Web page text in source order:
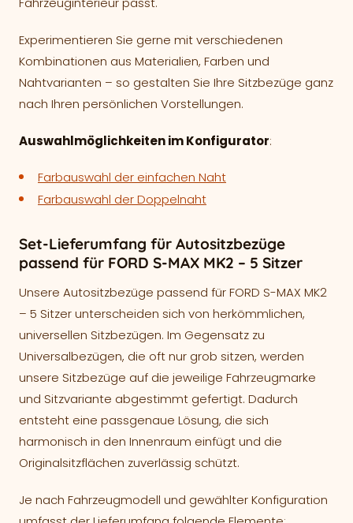
Experimentieren Sie gerne mit verschiedenen
Kombinationen aus Materialien, Farben und
Nahtvarianten – so gestalten Sie Ihre Sitzbezüge ganz
nach Ihren persönlichen Vorstellungen.
Auswahlmöglichkeiten im Konfigurator:
Farbauswahl der einfachen Naht
Farbauswahl der Doppelnaht
Set-Lieferumfang für Autositzbezüge
passend für FORD S-MAX MK2 – 5 Sitzer
Unsere Autositzbezüge passend für FORD S-MAX MK2
– 5 Sitzer unterscheiden sich von herkömmlichen,
universellen Sitzbezügen. Im Gegensatz zu
Universalbezügen, die oft nur grob sitzen, werden
unsere Sitzbezüge auf die jeweilige Fahrzeugmarke
und Sitzvariante abgestimmt gefertigt. Dadurch
entsteht eine passgenaue Lösung, die sich
harmonisch in den Innenraum einfügt und die
Originalsitzflächen zuverlässig schützt.
Je nach Fahrzeugmodell und gewählter Konfiguration